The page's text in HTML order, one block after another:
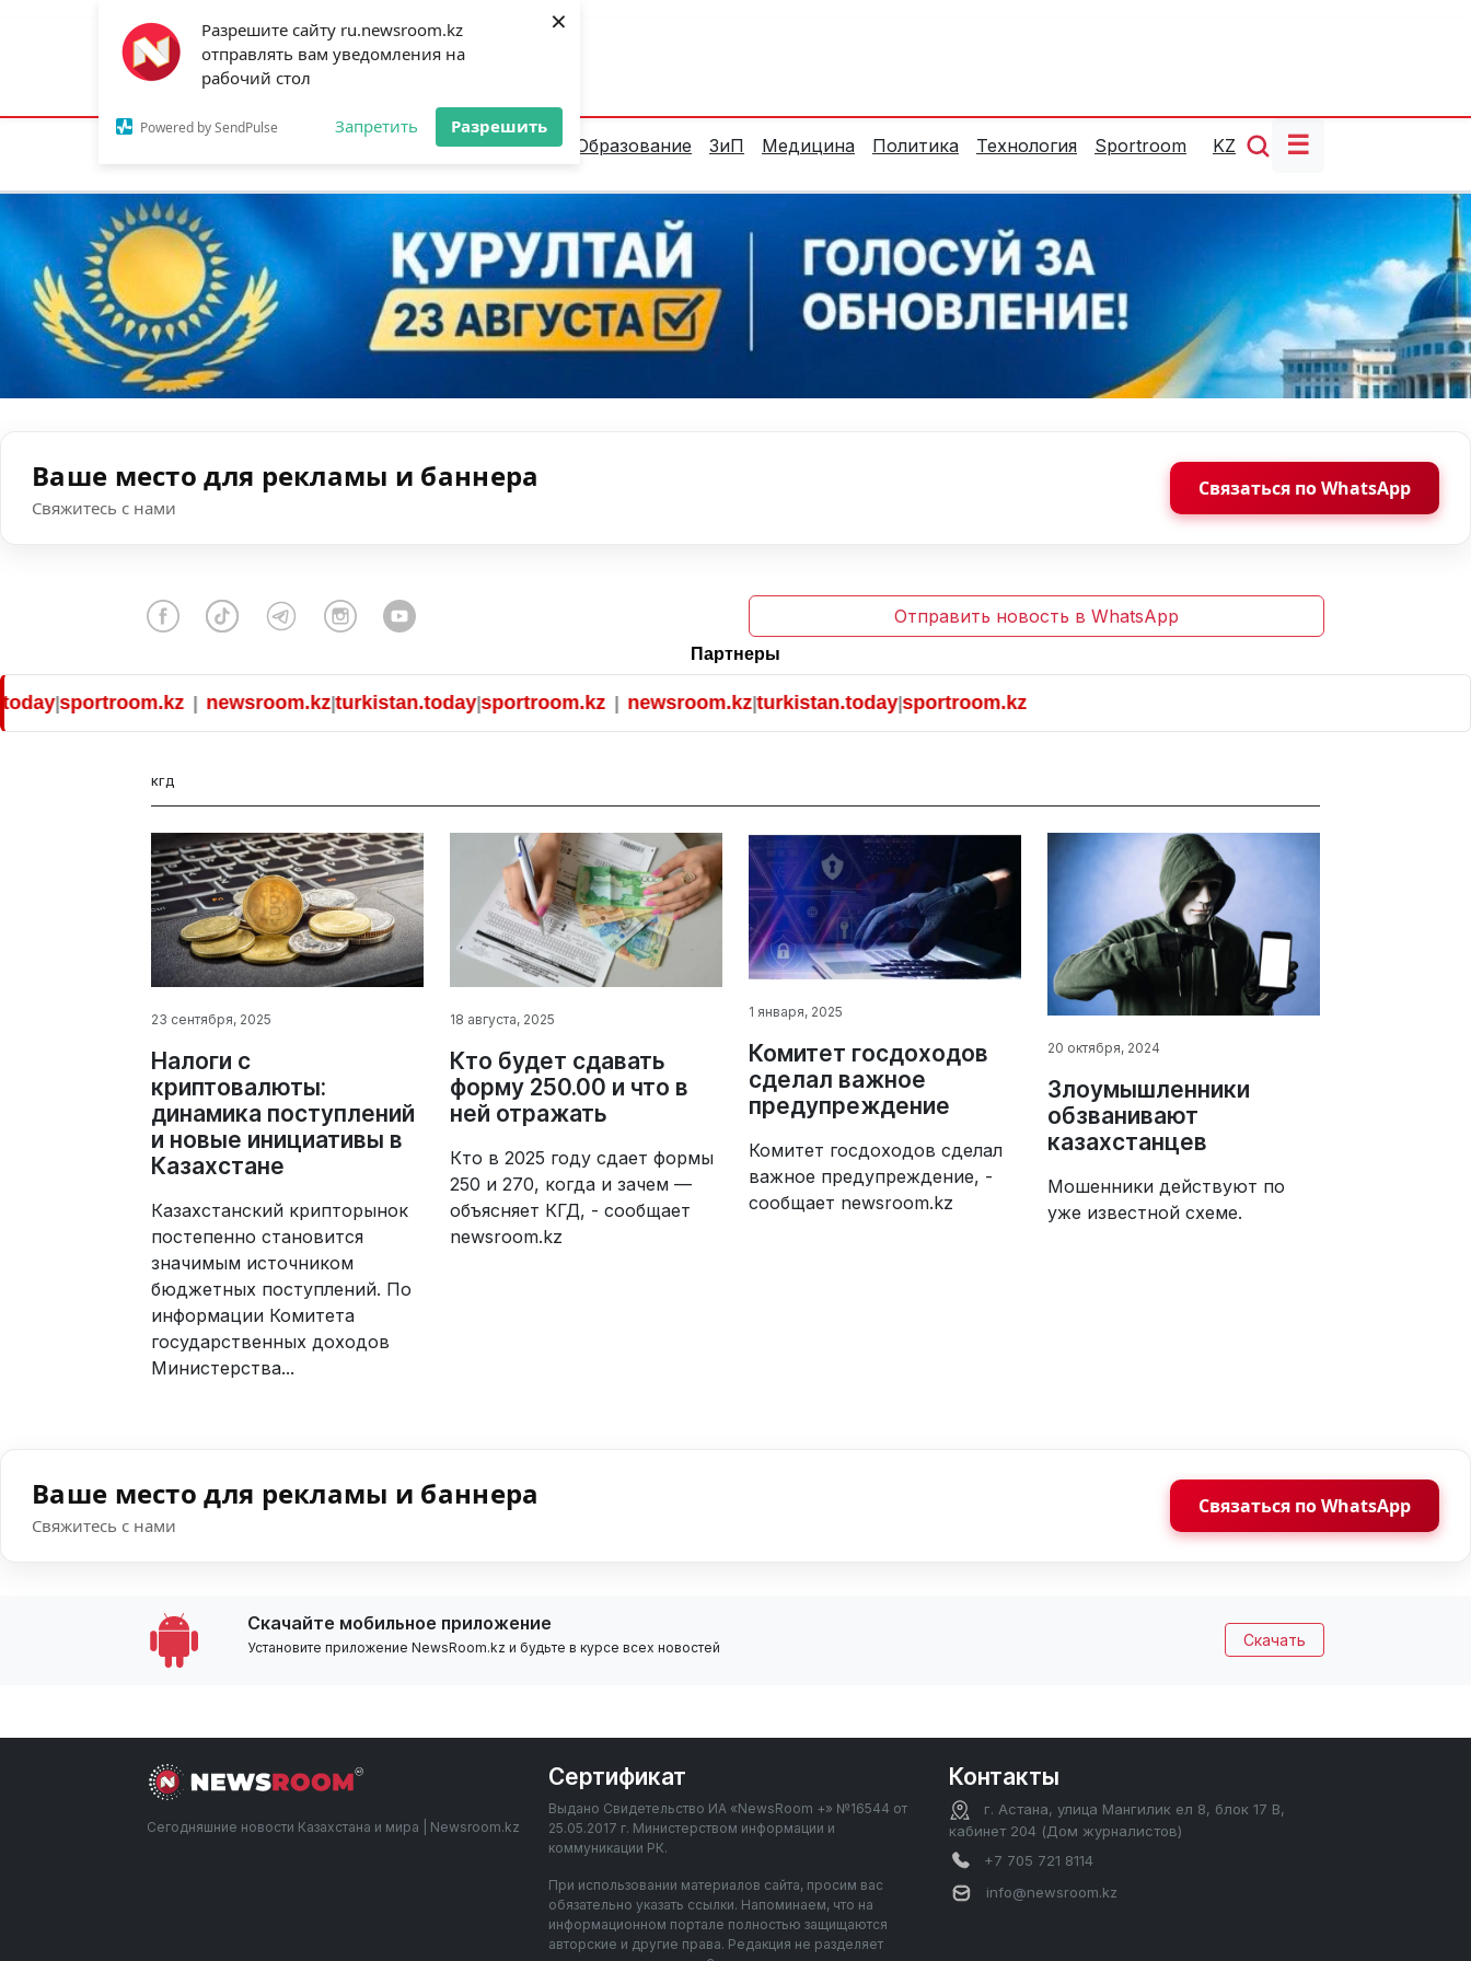
Разрешите сайту ru.newsroom.kz
отправлять вам уведомления на
рабочий стол
Powered by SendPulse Запретить Разрешить
×
Астана:17°C Алматы:26°C Шымкент:
Новости Аналитика Образование ЗиП Медицина Политика Технология Sportroom KZ ☰
Ваше место для рекламы и баннера
Свяжитесь с нами
Связаться по WhatsApp
Отправить новость в WhatsApp
Партнеры
|sportroom.kz|newsroom.kz|turkistan.today|sportroom.kz|newsroom.kz|turkistan.today|sportroom.kz
КГД
23 сентября, 2025
Налоги с
криптовалюты:
динамика поступлений
и новые инициативы в
Казахстане
Казахстанский крипторынок
постепенно становится
значимым источником
бюджетных поступлений. По
информации Комитета
государственных доходов
Министерства...
18 августа, 2025
Кто будет сдавать
форму 250.00 и что в
ней отражать
Кто в 2025 году сдает формы
250 и 270, когда и зачем —
объясняет КГД, - сообщает
newsroom.kz
1 января, 2025
Комитет госдоходов
сделал важное
предупреждение
Комитет госдоходов сделал
важное предупреждение, -
сообщает newsroom.kz
20 октября, 2024
Злоумышленники
обзванивают
казахстанцев
Мошенники действуют по
уже известной схеме.
Ваше место для рекламы и баннера
Свяжитесь с нами
Связаться по WhatsApp
Скачайте мобильное приложение
Установите приложение NewsRoom.kz и будьте в курсе всех новостей Скачать
Сегодняшние новости Казахстана и мира | Newsroom.kz
Сертификат
Выдано Свидетельство ИА «NewsRoom +» №16544 от
25.05.2017 г. Министерством информации и
коммуникации РК.
При использовании материалов сайта, просим вас
обязательно указать ссылки. Напоминаем, что на
информационном портале полностью защищаются
авторские и другие права. Редакция не разделяет
Контакты
г. Астана, улица Мангилик ел 8, блок 17 В,
кабинет 204 (Дом журналистов)
+7 705 721 8114
info@newsroom.kz